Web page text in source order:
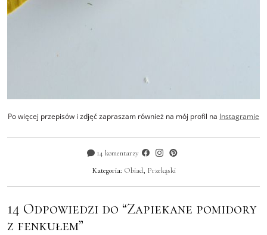
Po więcej przepisów i zdjęć zapraszam również na mój profil na Instagramie
14 komentarzy
Kategoria: Obiad, Przekąski
14 Odpowiedzi do “Zapiekane pomidory
z fenkułem”